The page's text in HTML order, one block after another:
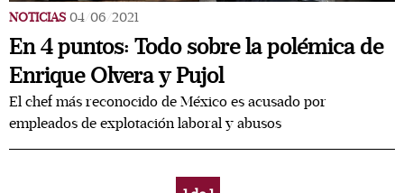
NOTICIAS 04/06/2021
En 4 puntos: Todo sobre la polémica de
Enrique Olvera y Pujol
El chef más reconocido de México es acusado por
empleados de explotación laboral y abusos